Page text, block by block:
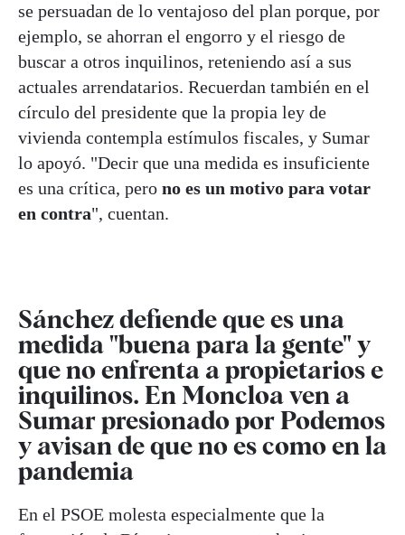
se persuadan de lo ventajoso del plan porque, por
ejemplo, se ahorran el engorro y el riesgo de
buscar a otros inquilinos, reteniendo así a sus
actuales arrendatarios. Recuerdan también en el
círculo del presidente que la propia ley de
vivienda contempla estímulos fiscales, y Sumar
lo apoyó. "Decir que una medida es insuficiente
es una crítica, pero no es un motivo para votar
en contra", cuentan.
Sánchez defiende que es una
medida "buena para la gente" y
que no enfrenta a propietarios e
inquilinos. En Moncloa ven a
Sumar presionado por Podemos
y avisan de que no es como en la
pandemia
En el PSOE molesta especialmente que la